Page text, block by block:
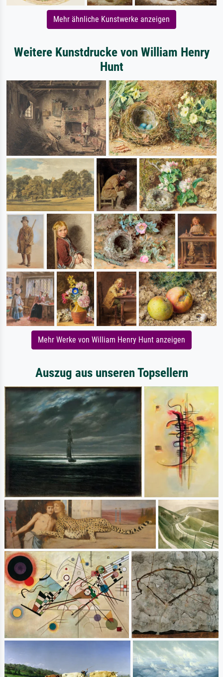
Mehr ähnliche Kunstwerke anzeigen
Weitere Kunstdrucke von William Henry
Hunt
Mehr Werke von William Henry Hunt anzeigen
Auszug aus unseren Topsellern